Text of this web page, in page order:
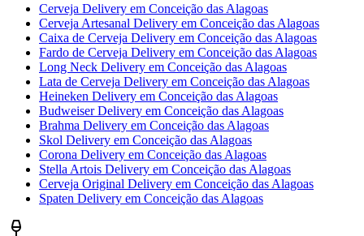
Cerveja Delivery em Conceição das Alagoas
Cerveja Artesanal Delivery em Conceição das Alagoas
Caixa de Cerveja Delivery em Conceição das Alagoas
Fardo de Cerveja Delivery em Conceição das Alagoas
Long Neck Delivery em Conceição das Alagoas
Lata de Cerveja Delivery em Conceição das Alagoas
Heineken Delivery em Conceição das Alagoas
Budweiser Delivery em Conceição das Alagoas
Brahma Delivery em Conceição das Alagoas
Skol Delivery em Conceição das Alagoas
Corona Delivery em Conceição das Alagoas
Stella Artois Delivery em Conceição das Alagoas
Cerveja Original Delivery em Conceição das Alagoas
Spaten Delivery em Conceição das Alagoas